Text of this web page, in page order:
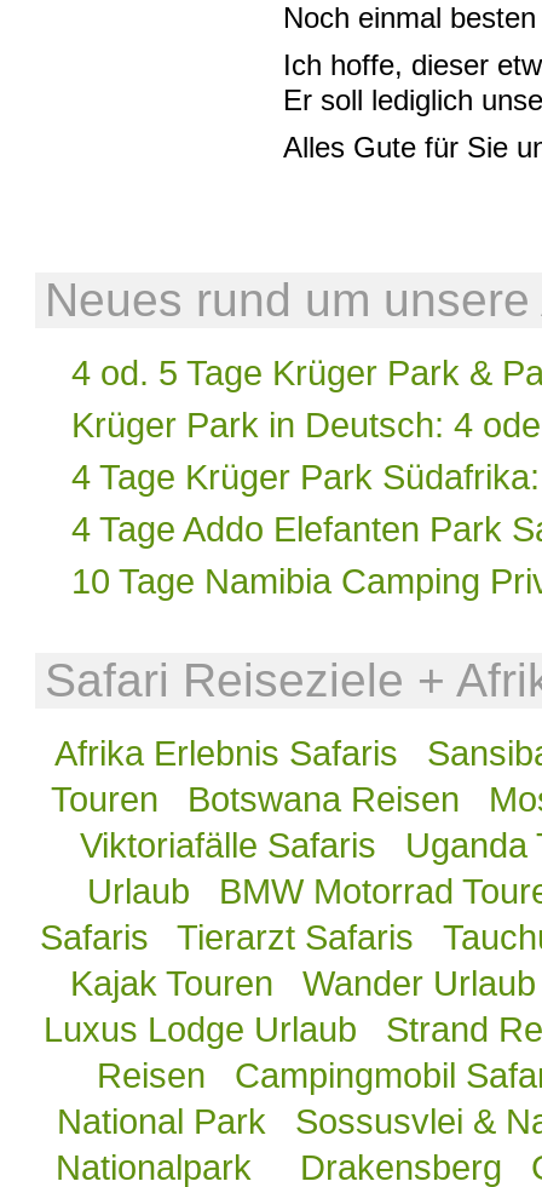
Noch einmal
Ich hoffe, dieser
Er soll lediglich
Alles Gute für Sie
Neues rund um
4 od. 5 Tage Krüger Park &
Krüger Park in Deutsch: 4
4 Tage Krüger Park
4 Tage Addo Elefanten Park
10 Tage Namibia Camping
Safari Reiseziele +
Afrika Erlebnis Safaris
Touren
Botswana Reisen
Viktoriafälle Safaris
Uganda
Urlaub
BMW Motorrad
Safaris
Tierarzt Safaris
Kajak Touren
Wander Urlaub
Luxus Lodge Urlaub
Strand
Reisen
Campingmobil
National Park
Sossusvlei &
Nationalpark
Drakensberg